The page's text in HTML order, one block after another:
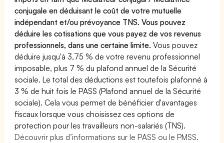
conjugale en déduisant le coût de votre mutuelle
indépendant et/ou prévoyance TNS. Vous pouvez
déduire les cotisations que vous payez de vos revenus
professionnels, dans une certaine limite.Vous pouvez
déduire jusqu'à 3,75 % de votre revenu professionnel
imposable, plus 7 % du plafond annuel de la Sécurité
sociale. Le total des déductions est toutefois plafonné à
3 % de huit fois le PASS (Plafond annuel de la Sécurité
sociale). Cela vous permet de bénéficier d'avantages
fiscaux lorsque vous choisissez ces options de
protection pour les travailleurs non-salariés (TNS).
Découvrir plus d’informations sur le PASS ou le PMSS.